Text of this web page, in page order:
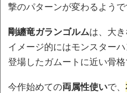
撃のパターンが変わるようで
剛纏竜ガランゴルムは、大
イメージ的にはモンスター
登場したガムートに近い骨格
今作始めての両属性使いで、